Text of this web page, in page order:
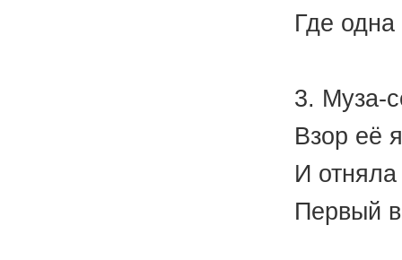
Где
3. Муза-
Взор её
И отняла
Первый